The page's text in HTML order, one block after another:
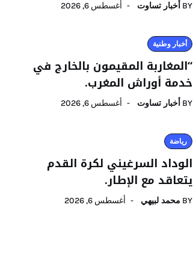
BY أخبار تساوت أغسطس 6, 2026
أخبار وطنية
“المغاربة المقيمون بالخارج في
خدمة أوراش المغرب.
BY أخبار تساوت أغسطس 6, 2026
رياضة
الوداد السرغيني لكرة القدم
يتعاقد مع الإطار.
BY محمد لبيهي أغسطس 6, 2026